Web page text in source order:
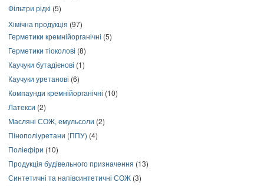
Фільтри рідкі (5)
Хімічна продукція (97)
Герметики кремнійорганічні (5)
Герметики тіоколові (8)
Каучуки бутадієнові (1)
Каучуки уретанові (6)
Компаунди кремнійорганічні (10)
Латекси (2)
Масляні СОЖ, емульсоли (2)
Пінополіуретани (ППУ) (4)
Поліефіри (10)
Продукція будівельного призначення (13)
Синтетичні та напівсинтетичні СОЖ (3)